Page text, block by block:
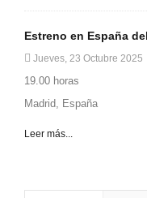
Estreno en España
Jueves, 23 Octubre 2025
19.00 horas
Madrid, España
Leer más...